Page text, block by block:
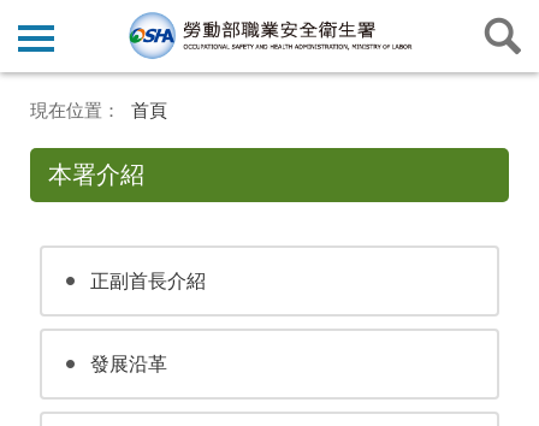
首頁
本署介紹
正副首長介紹
發展沿革